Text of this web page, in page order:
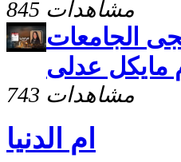
845 مشاهدات
الجامعات
مايكل عدلى
743 مشاهدات
ام الدنيا